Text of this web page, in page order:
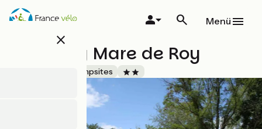
Direkt
zum
close
Menü
Camping Mare de Roy
Campsites